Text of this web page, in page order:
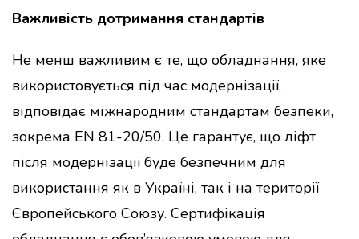
Важливість дотримання стандартів
Не менш важливим є те, що обладнання, яке
використовується під час модернізації,
відповідає міжнародним стандартам безпеки,
зокрема EN 81-20/50. Це гарантує, що ліфт
після модернізації буде безпечним для
використання як в Україні, так і на території
Європейського Союзу. Сертифікація